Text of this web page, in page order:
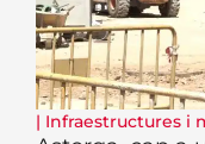
| Infraestructures i